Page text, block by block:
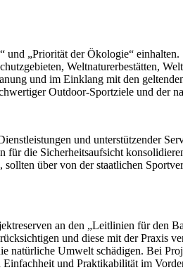
„Priorität der Ökologie“
Weltnaturerbestätten,
und im Einklang mit den
Outdoor-Sportziele und der
und unterstützender
die Sicherheitsaufsicht
über von der staatlichen
an den „Leitlinien für den
und diese mit der Praxis
natürliche Umwelt schädigen. Bei
und Praktikabilität im